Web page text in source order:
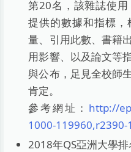
第20名，該雜誌使
提供的數據和指標
量、引用此數、書籍
用影響、以及論文等
與公布，足見全校師
肯定。
參考網址： http://
1000-119960,r2390-
2018年QS亞洲大學